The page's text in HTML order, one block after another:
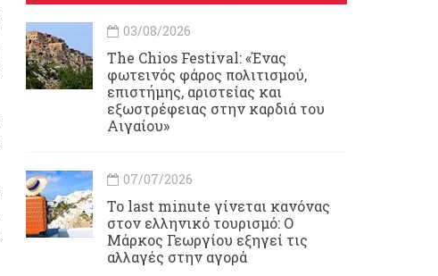
03/08/2026
Τhe Chios Festival: «Ένας
φωτεινός φάρος πολιτισμού,
επιστήμης, αριστείας και
εξωστρέφειας στην καρδιά του
Αιγαίου»
07/07/2026
Το last minute γίνεται κανόνας
στον ελληνικό τουρισμό: Ο
Μάρκος Γεωργίου εξηγεί τις
αλλαγές στην αγορά